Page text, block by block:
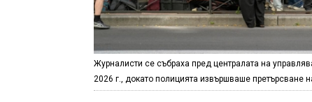
Журналисти се събраха пред централата на
2026 г., докато полицията извършваше претърсване